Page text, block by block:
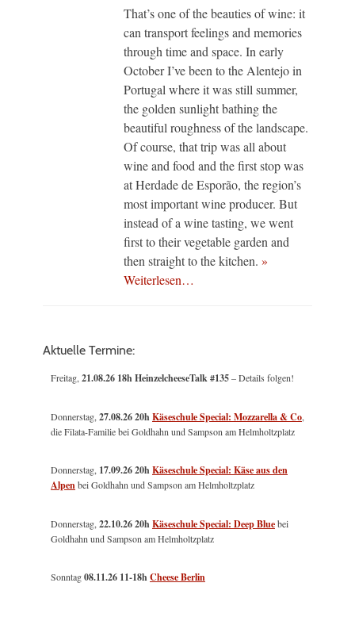
That’s one of the beauties of wine: it
can transport feelings and memories
through time and space. In early
October I’ve been to the Alentejo in
Portugal where it was still summer,
the golden sunlight bathing the
beautiful roughness of the landscape.
Of course, that trip was all about
wine and food and the first stop was
at Herdade de Esporão, the region’s
most important wine producer. But
instead of a wine tasting, we went
first to their vegetable garden and
then straight to the kitchen. »
Weiterlesen…
Aktuelle Termine:
Freitag,21.08.26 18h HeinzelcheeseTalk #135– Details folgen!
Donnerstag,27.08.26 20hKäseschule Special: Mozzarella & Co,
die Filata-Familie bei Goldhahn und Sampson am Helmholtzplatz
Donnerstag, 17.09.26 20hKäseschule Special: Käse aus den
Alpenbei Goldhahn und Sampson am Helmholtzplatz
Donnerstag,22.10.26 20hKäseschule Special: Deep Bluebei
Goldhahn und Sampson am Helmholtzplatz
Sonntag08.11.26 11-18hCheese Berlin